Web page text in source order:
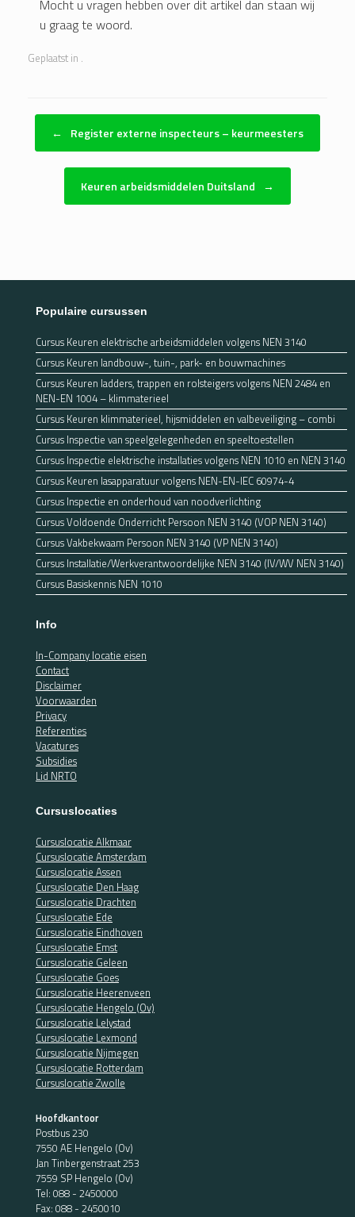
Mocht u vragen hebben over dit artikel dan staan wij
u graag te woord.
Geplaatst in .
Bericht navigatie
← Register externe inspecteurs – keurmeesters
Keuren arbeidsmiddelen Duitsland →
Populaire cursussen
Cursus Keuren elektrische arbeidsmiddelen volgens NEN 3140
Cursus Keuren landbouw-, tuin-, park- en bouwmachines
Cursus Keuren ladders, trappen en rolsteigers volgens NEN 2484 en
NEN-EN 1004 – klimmaterieel
Cursus Keuren klimmaterieel, hijsmiddelen en valbeveiliging – combi
Cursus Inspectie van speelgelegenheden en speeltoestellen
Cursus Inspectie elektrische installaties volgens NEN 1010 en NEN 3140
Cursus Keuren lasapparatuur volgens NEN-EN-IEC 60974-4
Cursus Inspectie en onderhoud van noodverlichting
Cursus Voldoende Onderricht Persoon NEN 3140 (VOP NEN 3140)
Cursus Vakbekwaam Persoon NEN 3140 (VP NEN 3140)
Cursus Installatie/Werkverantwoordelijke NEN 3140 (IV/WV NEN 3140)
Cursus Basiskennis NEN 1010
Info
In-Company locatie eisen
Contact
Disclaimer
Voorwaarden
Privacy
Referenties
Vacatures
Subsidies
Lid NRTO
Cursuslocaties
Cursuslocatie Alkmaar
Cursuslocatie Amsterdam
Cursuslocatie Assen
Cursuslocatie Den Haag
Cursuslocatie Drachten
Cursuslocatie Ede
Cursuslocatie Eindhoven
Cursuslocatie Emst
Cursuslocatie Geleen
Cursuslocatie Goes
Cursuslocatie Heerenveen
Cursuslocatie Hengelo (Ov)
Cursuslocatie Lelystad
Cursuslocatie Lexmond
Cursuslocatie Nijmegen
Cursuslocatie Rotterdam
Cursuslocatie Zwolle
Hoofdkantoor
Postbus 230
7550 AE Hengelo (Ov)
Jan Tinbergenstraat 253
7559 SP Hengelo (Ov)
Tel: 088 - 2450000
Fax: 088 - 2450010